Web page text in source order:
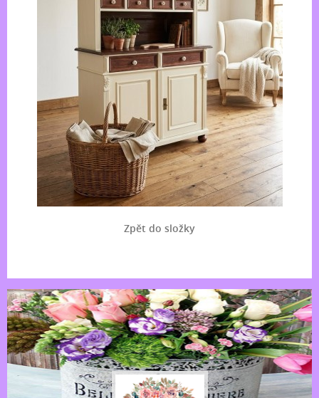
Zpět do složky